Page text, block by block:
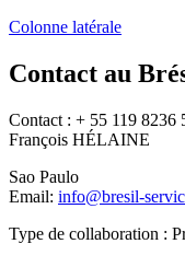
Colonne latérale
Contact au
Contact : + 55 119 8236
François HÉLAINE
Sao Paulo
Email: info@bresil-
Type de collaboration :